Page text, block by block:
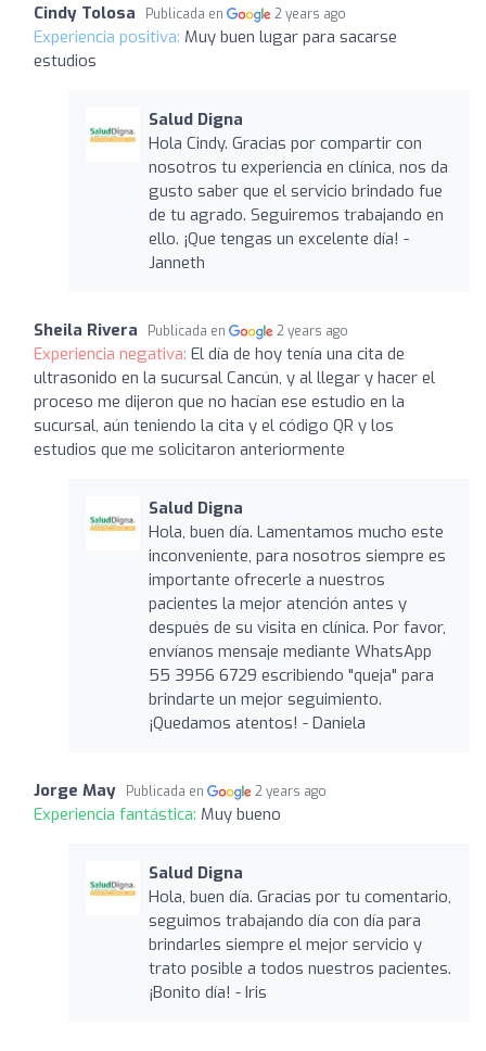
Cindy Tolosa Publicada en 2 years ago
Experiencia positiva: Muy buen lugar para sacarse
estudios
Salud Digna
Hola Cindy. Gracias por compartir con
nosotros tu experiencia en clínica, nos da
gusto saber que el servicio brindado fue
de tu agrado. Seguiremos trabajando en
ello. ¡Que tengas un excelente día! -
Janneth
Sheila Rivera Publicada en 2 years ago
Experiencia negativa: El día de hoy tenía una cita de
ultrasonido en la sucursal Cancún, y al llegar y hacer el
proceso me dijeron que no hacían ese estudio en la
sucursal, aún teniendo la cita y el código QR y los
estudios que me solicitaron anteriormente
Salud Digna
Hola, buen día. Lamentamos mucho este
inconveniente, para nosotros siempre es
importante ofrecerle a nuestros
pacientes la mejor atención antes y
después de su visita en clínica. Por favor,
envíanos mensaje mediante WhatsApp
55 3956 6729 escribiendo "queja" para
brindarte un mejor seguimiento.
¡Quedamos atentos! - Daniela
Jorge May Publicada en 2 years ago
Experiencia fantástica: Muy bueno
Salud Digna
Hola, buen día. Gracias por tu comentario,
seguimos trabajando día con día para
brindarles siempre el mejor servicio y
trato posible a todos nuestros pacientes.
¡Bonito día! - Iris